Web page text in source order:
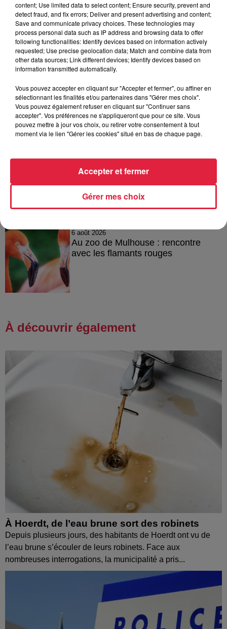
Publié : 16 août 2018 à 20h00 - Modifié : 10 mai 2021 à
10h43 Carole Campo
A lire aussi
6 août 2026
À Hoerdt, de l’eau brune sort des
robinets
Tags antisémites à Strasbourg :
Catherine Trautmann réagit
6 août 2026
Au zoo de Mulhouse : rencontre
avec les flamants rouges
À découvrir également
À Hoerdt, de l’eau brune sort des robinets
Depuis plusieurs jours, des habitants de Hoerdt ont vu de
l’eau brune s’écouler de leurs robinets. Face aux
nombreuses interrogations, la municipalité a pris...
content; Use limited data to select content; Ensure security, prevent and
detect fraud, and fix errors; Deliver and present advertising and content;
Save and communicate privacy choices. These technologies may
process personal data such as IP address and browsing data to offer
following functionalities: Identify devices based on information actively
requested; Use precise geolocation data; Match and combine data from
other data sources; Link different devices; Identify devices based on
information transmitted automatically.
Vous pouvez accepter en cliquant sur "Accepter et fermer", ou affiner en
sélectionnant les finalités et/ou partenaires dans "Gérer mes choix".
Vous pouvez également refuser en cliquant sur "Continuer sans
accepter". Vos préférences ne s'appliqueront que pour ce site. Vous
pouvez mettre à jour vos choix, ou retirer votre consentement à tout
moment via le lien "Gérer les cookies" situé en bas de chaque page.
Gérer mes choix
Accepter et fermer